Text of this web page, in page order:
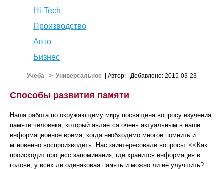
Hi-Tech
Производство
Авто
Бизнес
Учеба-> Универсальное| Автор: | Добавлено: 2015-03-23
Способы развития памяти
Наша работа по окружающему миру посвящена вопросу изучения
памяти человека, который является очень актуальным в наше
информационное время, когда необходимо многое помнить и
мгновенно воспроизводить. Нас заинтересовали вопросы: <<Как
происходит процесс запоминания, где хранится информация в
голове, у всех ли одинаковая память и можно ли её улучшить?